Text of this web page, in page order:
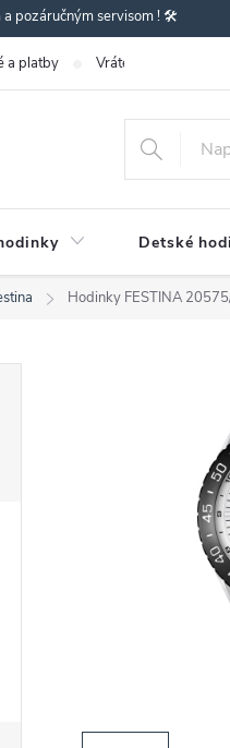
a pozáručným servisom ! 🛠️
a platby Vrátenie-výmena
Detské
Hodinky FESTINA